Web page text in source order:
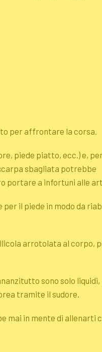
per affrontare la corsa.
piede piatto, ecc.) e,
sbagliata potrebbe
portare a infortuni alle
il piede in modo da
arrotolata al corpo,
sono solo liquidi,
tramite il sudore.
in mente di allenarti